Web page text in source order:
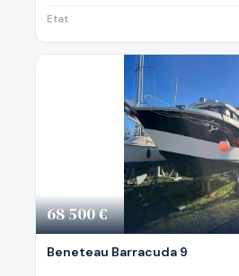
Etat
68 500 €
Beneteau Barracuda 9